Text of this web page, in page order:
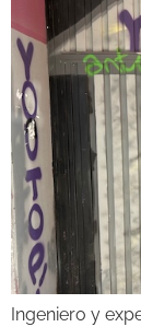
Ingeniero y